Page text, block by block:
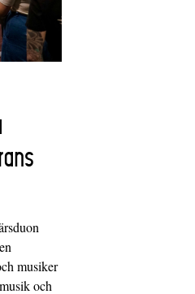
musiker
och